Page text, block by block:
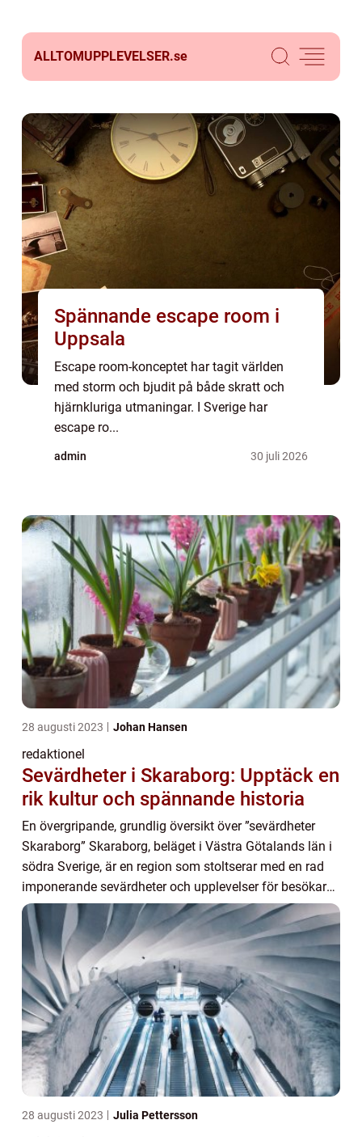
ALLTOMUPPLEVELSER.se
Spännande escape room i
Uppsala
Escape room-konceptet har tagit världen
med storm och bjudit på både skratt och
hjärnkluriga utmaningar. I Sverige har
escape ro...
admin 30 juli 2026
28 augusti 2023 Johan Hansen
redaktionel
Sevärdheter i Skaraborg: Upptäck en
rik kultur och spännande historia
En övergripande, grundlig översikt över ”sevärdheter
Skaraborg” Skaraborg, beläget i Västra Götalands län i
södra Sverige, är en region som stoltserar med en rad
imponerande sevärdheter och upplevelser för besökare
att njuta av. Med en ri...
28 augusti 2023 Julia Pettersson